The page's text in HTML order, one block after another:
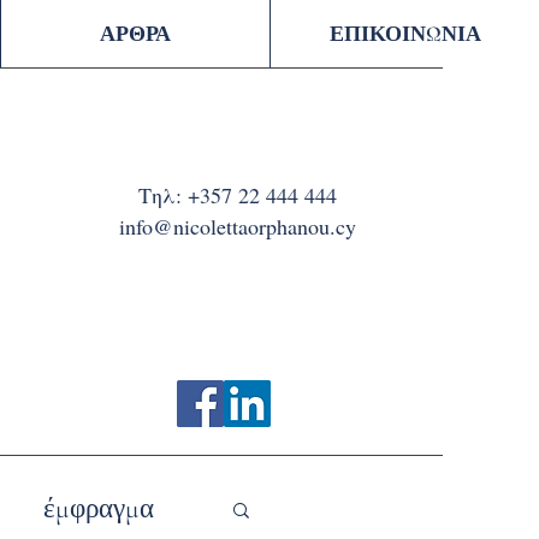
ΑΡΘΡΑ ΕΠΙΚΟΙΝΩΝΙΑ
Τηλ:+357 22 444 444
info@nicolettaorphanou.cy
έμφραγμα